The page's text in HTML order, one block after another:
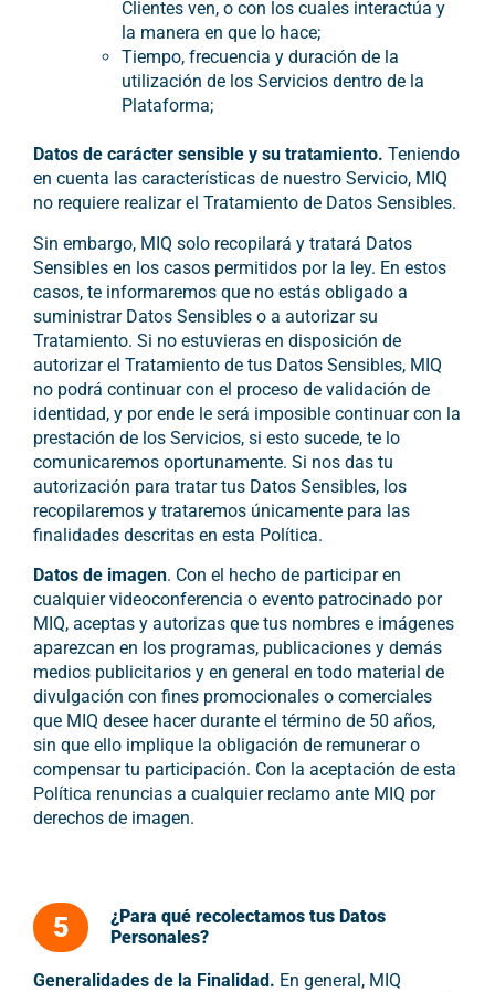
Clientes ven, o con los cuales interactúa y
la manera en que lo hace;
Tiempo, frecuencia y duración de la
utilización de los Servicios dentro de la
Plataforma;
Datos de carácter sensible y su tratamiento. Teniendo
en cuenta las características de nuestro Servicio, MIQ
no requiere realizar el Tratamiento de Datos Sensibles.
Sin embargo, MIQ solo recopilará y tratará Datos
Sensibles en los casos permitidos por la ley. En estos
casos, te informaremos que no estás obligado a
suministrar Datos Sensibles o a autorizar su
Tratamiento. Si no estuvieras en disposición de
autorizar el Tratamiento de tus Datos Sensibles, MIQ
no podrá continuar con el proceso de validación de
identidad, y por ende le será imposible continuar con la
prestación de los Servicios, si esto sucede, te lo
comunicaremos oportunamente. Si nos das tu
autorización para tratar tus Datos Sensibles, los
recopilaremos y trataremos únicamente para las
finalidades descritas en esta Política.
Datos de imagen. Con el hecho de participar en
cualquier videoconferencia o evento patrocinado por
MIQ, aceptas y autorizas que tus nombres e imágenes
aparezcan en los programas, publicaciones y demás
medios publicitarios y en general en todo material de
divulgación con fines promocionales o comerciales
que MIQ desee hacer durante el término de 50 años,
sin que ello implique la obligación de remunerar o
compensar tu participación. Con la aceptación de esta
Política renuncias a cualquier reclamo ante MIQ por
derechos de imagen.
5
¿Para qué recolectamos tus Datos
Personales?
Generalidades de la Finalidad. En general, MIQ